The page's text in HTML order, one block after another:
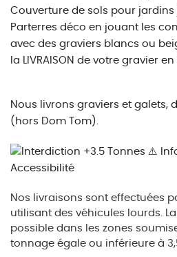
Couverture de sols pour
Parterres déco en jouant les
avec des graviers blancs ou
la LIVRAISON de votre gravier
Nous livrons graviers et galets,
(hors Dom Tom).
⚠️
Accessibilité
Nos livraisons sont effectuées
utilisant des véhicules lourds.
possible dans les zones
tonnage égale ou inférieure à